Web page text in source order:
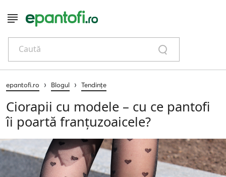
Caută
epantofi.ro › Blogul › Tendințe
Ciorapii cu modele – cu ce pantofi
îi poartă franțuzoaicele?